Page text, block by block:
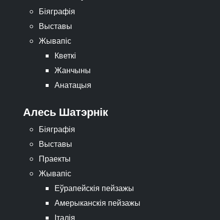
Біяграфія
Выставы
Жывапіс
Кветкі
Жанчыны
Анатацыя
Алесь Шатэрнік
Біяграфія
Выставы
Праекты
Жывапіс
Еўрапейскія пейзажы
Амерыканскія пейзажы